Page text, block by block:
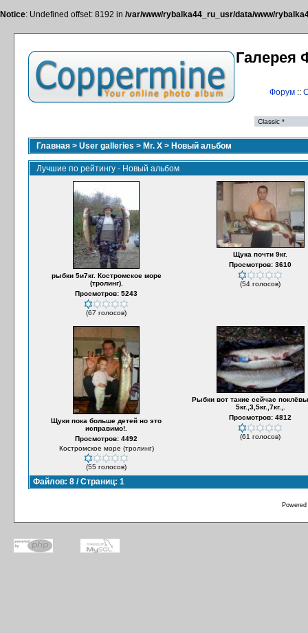
Notice: Undefined offset: 8192 in /var/www/rybalka44_ru_usr/data/www/
Галерея
Форум::
Главная > User galleries > Mr. X > Новый альбом
Лучшие по рейтингу - Новый альбом
рыбки 5и7кг. Костромское море
(тролинг).
Просмотров: 5243
(67 голосов)
Щука почти 9кг.
Просмотров: 3610
(54 голосов)
Щуки пока больше детей но это
исправимо!.
Просмотров: 4492
Костромское море (тролинг)
(55 голосов)
Рыбки вот такие сейчас
5кг.,3,5кг.,7кг.,.
Просмотров: 4812
(61 голосов)
Файлов: 8 / Страниц: 1